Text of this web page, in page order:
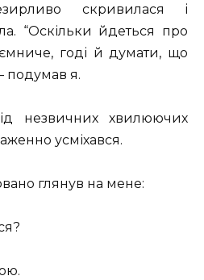
скривилася і
“Оскільки йдеться про
годі й думати, що
подумав я.
незвичних хвилюючих
усміхався.
глянув на мене: